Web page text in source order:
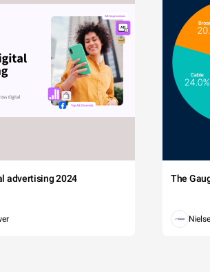
advertising 2024 The